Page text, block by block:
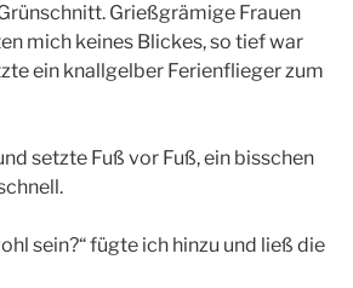
Grießgrämige Frauen
mich keines Blickes, so tief war
ein knallgelber Ferienflieger zum
setzte Fuß vor Fuß, ein bisschen
sein?“ fügte ich hinzu und ließ die